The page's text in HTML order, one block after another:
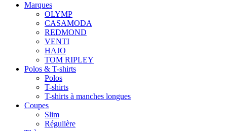
Marques
OLYMP
CASAMODA
REDMOND
VENTI
HAJO
TOM RIPLEY
Polos & T-shirts
Polos
T-shirts
T-shirts à manches longues
Coupes
Slim
Régulière